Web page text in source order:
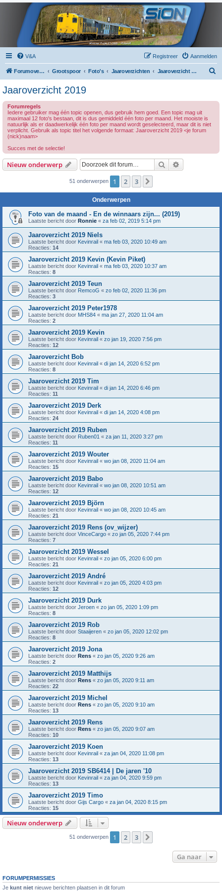
V&A Aanmelden
Registreer
Forumoverzicht Grootspoor Foto's Jaaroverzichten Jaaroverzicht 2019
Jaaroverzicht 2019
Forumregels
Iedere gebruiker mag één topic openen, dus gebruik hem goed. Een topic mag uit
maximaal 12 foto's bestaan, dit is dus gemiddeld één foto per maand. Het mooiste is
natuurlijk als er daadwerkelijk één foto per maand wordt geselecteerd, maar dit is niet
verplicht. Gebruik als topic titel het volgende formaat: Jaaroverzicht 2019 <je forum
(nick)naam>
Succes met de selectie!
Nieuw onderwerp Zoek
51 onderwerpen 1 2 3
Onderwerpen
Foto van de maand - En de winnaars zijn... (2019)
Laatste bericht door Ronnie « za feb 02, 2019 5:14 pm
Jaaroverzicht 2019 Niels
Laatste bericht door Kevinrail « ma feb 03, 2020 10:49 am
Reacties: 14
Jaaroverzicht 2019 Kevin (Kevin Piket)
Laatste bericht door Kevinrail « ma feb 03, 2020 10:37 am
Reacties: 8
Jaaroverzicht 2019 Teun
Laatste bericht door RemcoG « zo feb 02, 2020 11:36 pm
Reacties: 3
Jaaroverzicht 2019 Peter1978
Laatste bericht door MHS84 « ma jan 27, 2020 11:04 am
Reacties: 2
Jaaroverzicht 2019 Kevin
Laatste bericht door Kevinrail « zo jan 19, 2020 7:56 pm
Reacties: 12
Jaaroverzicht Bob
Laatste bericht door Kevinrail « di jan 14, 2020 6:52 pm
Reacties: 8
Jaaroverzicht 2019 Tim
Laatste bericht door Kevinrail « di jan 14, 2020 6:46 pm
Reacties: 11
Jaaroverzicht 2019 Derk
Laatste bericht door Kevinrail « di jan 14, 2020 4:08 pm
Reacties: 24
Jaaroverzicht 2019 Ruben
Laatste bericht door Ruben01 « za jan 11, 2020 3:27 pm
Reacties: 11
Jaaroverzicht 2019 Wouter
Laatste bericht door Kevinrail « wo jan 08, 2020 11:04 am
Reacties: 15
Jaaroverzicht 2019 Babo
Laatste bericht door Kevinrail « wo jan 08, 2020 10:51 am
Reacties: 12
Jaaroverzicht 2019 Björn
Laatste bericht door Kevinrail « wo jan 08, 2020 10:45 am
Reacties: 21
Jaaroverzicht 2019 Rens (ov_wijzer)
Laatste bericht door VinceCargo « zo jan 05, 2020 7:44 pm
Reacties: 7
Jaaroverzicht 2019 Wessel
Laatste bericht door Kevinrail « zo jan 05, 2020 6:00 pm
Reacties: 21
Jaaroverzicht 2019 André
Laatste bericht door Kevinrail « zo jan 05, 2020 4:03 pm
Reacties: 12
Jaaroverzicht 2019 Durk
Laatste bericht door Jeroen « zo jan 05, 2020 1:09 pm
Reacties: 8
Jaaroverzicht 2019 Rob
Laatste bericht door Staaijeren « zo jan 05, 2020 12:02 pm
Reacties: 8
Jaaroverzicht 2019 Jona
Laatste bericht door Rens « zo jan 05, 2020 9:26 am
Reacties: 2
Jaaroverzicht 2019 Matthijs
Laatste bericht door Rens « zo jan 05, 2020 9:11 am
Reacties: 22
Jaaroverzicht 2019 Michel
Laatste bericht door Rens « zo jan 05, 2020 9:10 am
Reacties: 13
Jaaroverzicht 2019 Rens
Laatste bericht door Rens « zo jan 05, 2020 9:07 am
Reacties: 10
Jaaroverzicht 2019 Koen
Laatste bericht door Kevinrail « za jan 04, 2020 11:08 pm
Reacties: 13
Jaaroverzicht 2019 SB6414 | De jaren '10
Laatste bericht door Kevinrail « za jan 04, 2020 9:59 pm
Reacties: 13
Jaaroverzicht 2019 Timo
Laatste bericht door Gijs Cargo « za jan 04, 2020 8:15 pm
Reacties: 15
Nieuw onderwerp
51 onderwerpen 1 2 3
Ga naar
FORUMPERMISSIES
Je kunt niet nieuwe berichten plaatsen in dit forum